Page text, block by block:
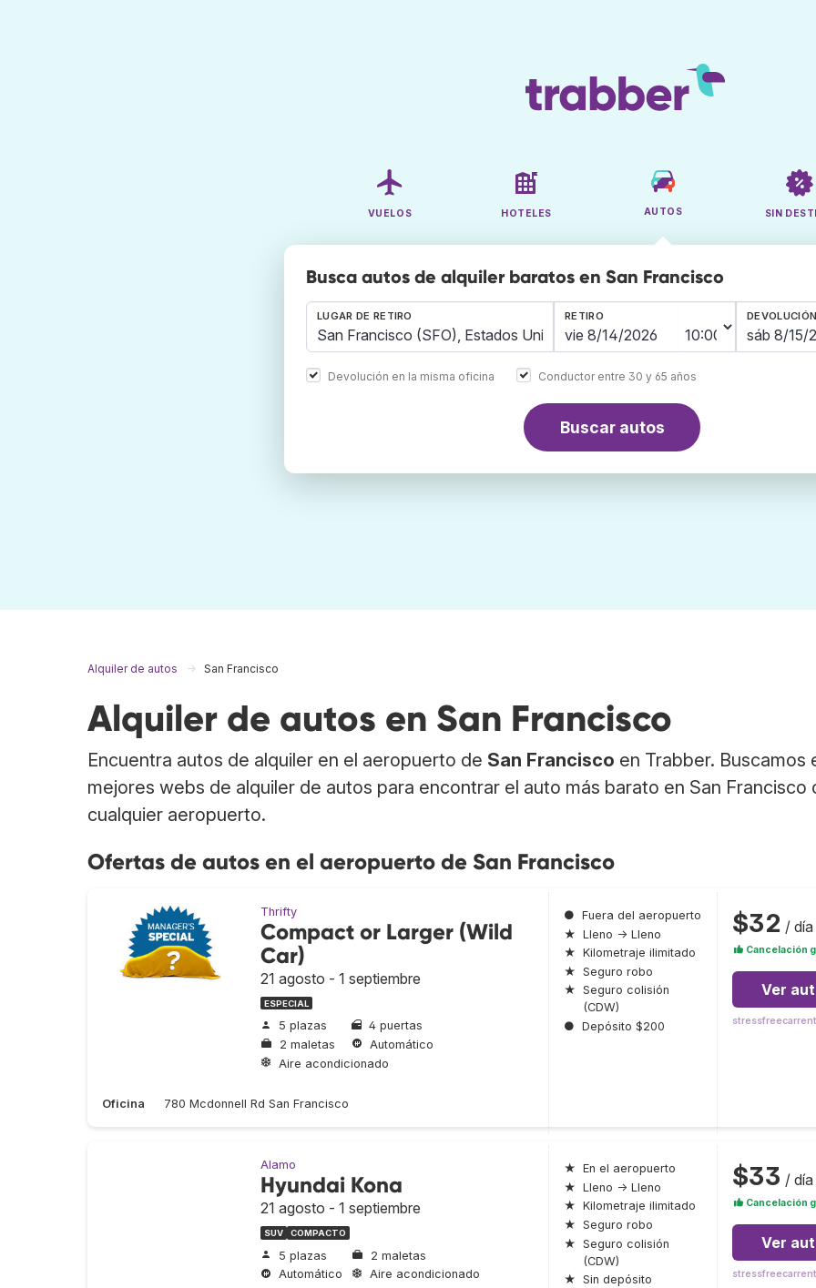
VUELOS HOTELES AUTOS SIN
Busca autos de alquiler baratos en San Francisco
LUGAR DE RETIRO RETIRO
Devolución en la misma oficina Conductor entre 30 y 65 años
Buscar autos
Alquiler de autos San Francisco
Alquiler de autos en San Francisco
Encuentra autos de alquiler en el aeropuerto de San Francisco en Trabber. Buscamos
mejores webs de alquiler de autos para encontrar el auto más barato en San Francisco
cualquier aeropuerto.
Ofertas de autos en el aeropuerto de San Francisco
Thrifty
Compact or Larger (Wild
Car)
21 agosto - 1 septiembre
ESPECIAL
5 plazas
4 puertas
2 maletas
Automático
Aire acondicionado
Oficina 780 Mcdonnell Rd San Francisco
● Fuera del aeropuerto
★ Lleno → Lleno
★ Kilometraje ilimitado
★ Seguro robo
★ Seguro colisión
(CDW)
● Depósito $200
$32 / día
Cancelación
Ver
Alamo
Hyundai Kona
21 agosto - 1 septiembre
SUV COMPACTO
5 plazas
2 maletas
Automático
Aire acondicionado
★ En el aeropuerto
★ Lleno → Lleno
★ Kilometraje ilimitado
★ Seguro robo
★ Seguro colisión
(CDW)
★ Sin depósito
$33 / día
Cancelación
Ver